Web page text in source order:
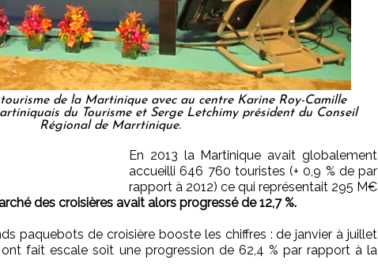
de la Martinique avec au centre Karine Roy-Camille
du Tourisme et Serge Letchimy président du Conseil
Régional de Marrtinique.
En 2013 la Martinique avait globalement
accueilli 646 760 touristes (+ 0,9 % de par
rapport à 2012) ce qui représentait 295 M€
des croisières avait alors progressé de 12,7 %.
paquebots de croisière booste les chiffres : de janvier à juillet
ont fait escale soit une progression de 62,4 % par rapport à la